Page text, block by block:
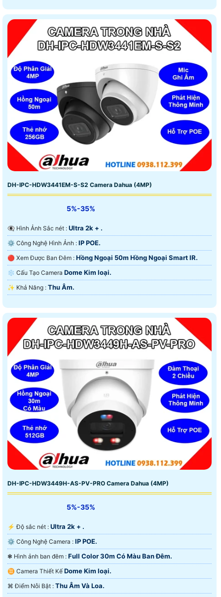
DH-IPC-HDW3441EM-S-S2 Camera Dahua (4MP)
5%-35%
👁️‍🗨 Hình Ảnh Sắc nét : Ultra 2k + .
⚙ Công Nghệ Hình Ảnh : IP POE.
🔴 Xem Được Ban Đêm : Hồng Ngoại 50m Hồng Ngoại Smart IR.
❄ Cấu Tạo Camera Dome Kim loại.
️✨ Khả Năng : Thu Âm.
DH-IPC-HDW3449H-AS-PV-PRO Camera Dahua (4MP)
5%-35%
️⚡ Độ sắc nét : Ultra 2k + .
⚙ Công Nghệ Camera : IP POE.
❃ Hình ảnh ban đêm : Full Color 30m Có Màu Ban Ðêm.
♊ Camera Thiết Kế Dome Kim loại.
️⌘ Điểm Nỗi Bật : Thu Âm Và Loa.